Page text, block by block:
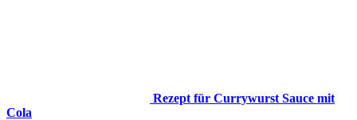
Rezept für Currywurst Sauce mit
Cola